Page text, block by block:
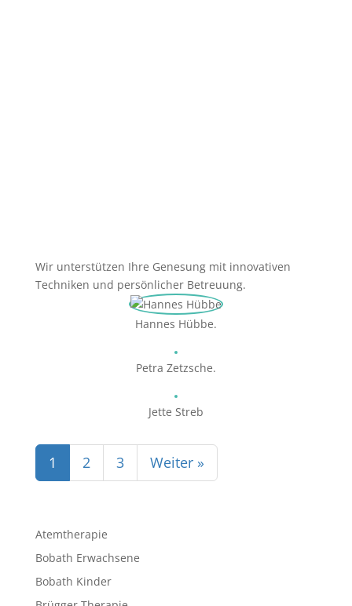
Wir unterstützen Ihre Genesung mit innovativen
Techniken und persönlicher Betreuung.
Hannes Hübbe.
Petra Zetzsche.
Jette Streb
1 2 3 Weiter »
Atemtherapie
Bobath Erwachsene
Bobath Kinder